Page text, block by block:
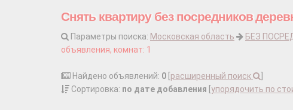
Снять квартиру без посредников
Параметры поиска: Московская область БЕЗ
объявления, комнат: 1
Найдено объявлений: 0 расширенный поиск
Сортировка: по дате добавления упорядочить по